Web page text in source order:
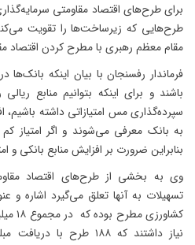
برای طرح‌های اقتصاد مقاومتی
طرح‌هایی که زیرساخت‌ها را تقویت
مقام معظم رهبری با مطرح کردن اقتصاد
فرماندار رفسنجان با بیان اینکه
باشند و برای اینکه بتوانیم منابع
سپرده‌گذاری مس امتیازاتی داشته باشیم،
به بانک معرفی می‌شوند و اگر امتیاز
بنابراین ضرورت بر افزایش منابع بانکی و